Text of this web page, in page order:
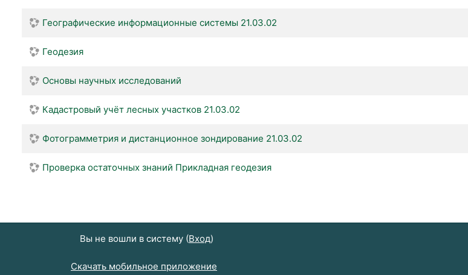
Географические информационные системы 21.03.02
Геодезия
Основы научных исследований
Кадастровый учёт лесных участков 21.03.02
Фотограмметрия и дистанционное зондирование 21.03.02
Проверка остаточных знаний Прикладная геодезия
Вы не вошли в систему (Вход)
Скачать мобильное приложение